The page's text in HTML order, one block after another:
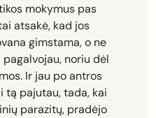
mokymus pas
atsakė, kad jos
gimstama, o ne
noriu dėl
Ir jau po antros
tą pajutau, tada, kai
parazitų, pradėjo